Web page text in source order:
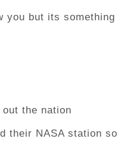
you but its something
the nation
their NASA station so